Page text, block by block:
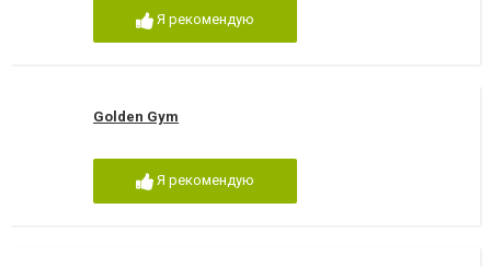
Я рекомендую
Golden Gym
Я рекомендую